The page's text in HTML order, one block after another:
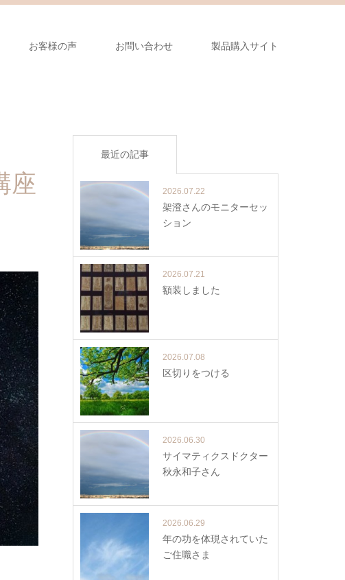
お客様の声 お問い合わせ 製品購入サイト
座
最近の記事
2026.07.22
架澄さんのモニターセッ
ション
2026.07.21
額装しました
2026.07.08
区切りをつける
2026.06.30
サイマティクスドクター
秋永和子さん
2026.06.29
年の功を体現されていた
ご住職さま